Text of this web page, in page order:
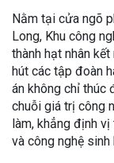
Nằm tại cửa ngõ
Long, Khu công
thành hạt nhân
hút các tập đoàn
án không chỉ thúc
chuỗi giá trị công
làm, khẳng định
và công nghệ